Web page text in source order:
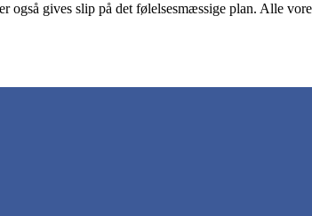
også gives slip på det følelsesmæssige plan. Alle